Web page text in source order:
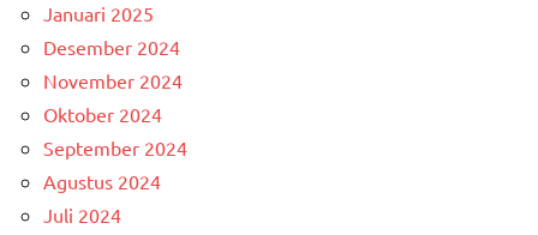
Januari 2025
Desember 2024
November 2024
Oktober 2024
September 2024
Agustus 2024
Juli 2024